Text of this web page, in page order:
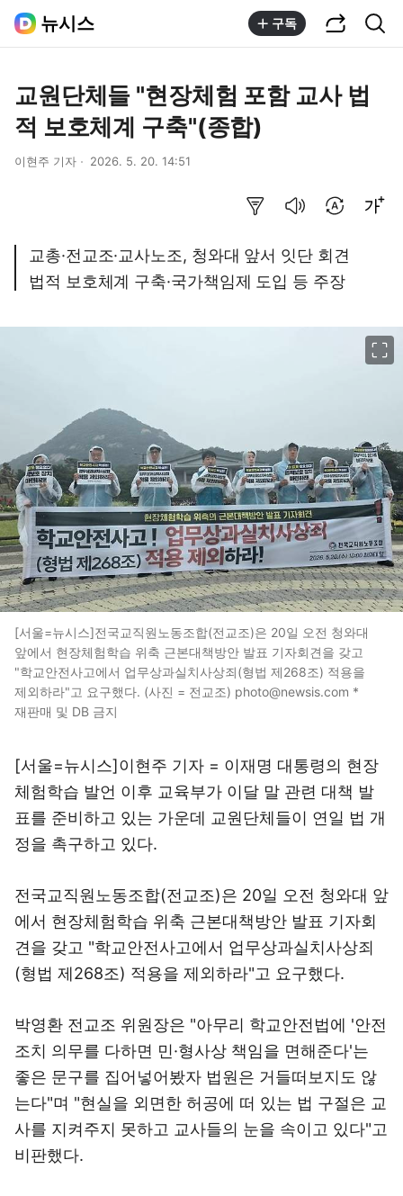
뉴시스 구독
교원단체들 "현장체험 포함 교사 법
적 보호체계 구축"(종합)
이현주 기자 2026. 5. 20. 14:51
교총·전교조·교사노조, 청와대 앞서 잇단 회견
법적 보호체계 구축·국가책임제 도입 등 주장
[서울=뉴시스]전국교직원노동조합(전교조)은 20일 오전 청와대
앞에서 현장체험학습 위축 근본대책방안 발표 기자회견을 갖고
"학교안전사고에서 업무상과실치사상죄(형법 제268조) 적용을
제외하라"고 요구했다. (사진 = 전교조) photo@newsis.com *
재판매 및 DB 금지
[서울=뉴시스]이현주 기자 = 이재명 대통령의 현장
체험학습 발언 이후 교육부가 이달 말 관련 대책 발
표를 준비하고 있는 가운데 교원단체들이 연일 법 개
정을 촉구하고 있다.
전국교직원노동조합(전교조)은 20일 오전 청와대 앞
에서 현장체험학습 위축 근본대책방안 발표 기자회
견을 갖고 "학교안전사고에서 업무상과실치사상죄
(형법 제268조) 적용을 제외하라"고 요구했다.
박영환 전교조 위원장은 "아무리 학교안전법에 '안전
조치 의무를 다하면 민·형사상 책임을 면해준다'는
좋은 문구를 집어넣어봤자 법원은 거들떠보지도 않
는다"며 "현실을 외면한 허공에 떠 있는 법 구절은 교
사를 지켜주지 못하고 교사들의 눈을 속이고 있다"고
비판했다.